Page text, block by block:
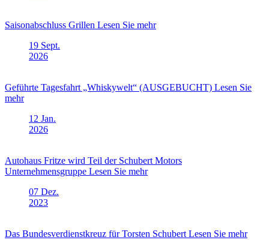
Saisonabschluss Grillen Lesen Sie mehr
19 Sept.
2026
Geführte Tagesfahrt „Whiskywelt“ (AUSGEBUCHT) Lesen Sie
mehr
12 Jan.
2026
Autohaus Fritze wird Teil der Schubert Motors
Unternehmensgruppe Lesen Sie mehr
07 Dez.
2023
Das Bundesverdienstkreuz für Torsten Schubert Lesen Sie mehr